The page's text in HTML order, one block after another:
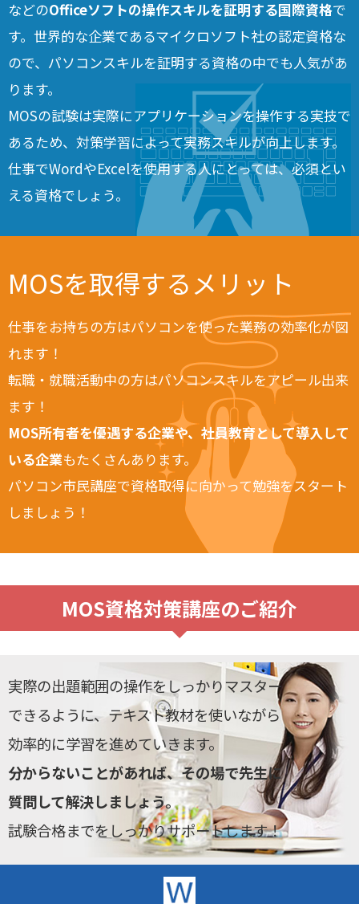
などのOfficeソフトの操作スキルを証明する国際資格で
す。世界的な企業であるマイクロソフト社の認定資格な
ので、パソコンスキルを証明する資格の中でも人気があ
ります。
MOSの試験は実際にアプリケーションを操作する実技で
あるため、対策学習によって実務スキルが向上します。
仕事でWordやExcelを使用する人にとっては、必須とい
える資格でしょう。
MOSを取得するメリット
仕事をお持ちの方はパソコンを使った業務の効率化が図
れます！
転職・就職活動中の方はパソコンスキルをアピール出来
ます！
MOS所有者を優遇する企業や、社員教育として導入して
いる企業もたくさんあります。
パソコン市民講座で資格取得に向かって勉強をスタート
しましょう！
MOS資格対策講座のご紹介
実際の出題範囲の操作をしっかりマスター
できるように、テキスト教材を使いながら
効率的に学習を進めていきます。
分からないことがあれば、その場で先生に
質問して解決しましょう。
試験合格までをしっかりサポートします！